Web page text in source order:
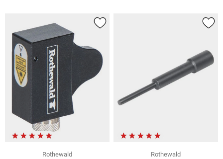
Rothewald
Rothewald